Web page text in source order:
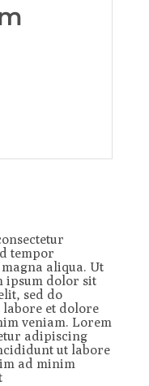
tempor
aliqua. Ut
ipsum dolor sit
sed do
et dolore
veniam. Lorem
adipiscing
ut labore
ad minim